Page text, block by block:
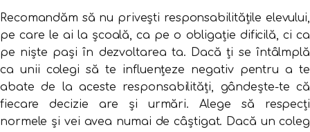
Recomandăm să nu privești responsabilitățile elevului,
pe care le ai la școală, ca pe o obligație dificilă, ci ca
pe niște pași în dezvoltarea ta. Dacă ți se întâlmplă
ca unii colegi să te influențeze negativ pentru a te
abate de la aceste responsabilități, gândește-te că
fiecare decizie are și urmări. Alege să respecți
normele și vei avea numai de câștigat. Dacă un coleg